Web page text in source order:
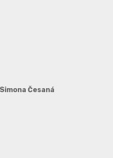
Simona Česaná